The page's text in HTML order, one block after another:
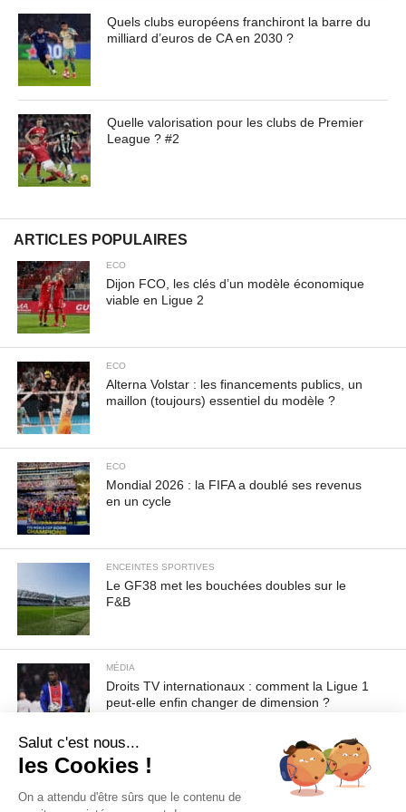
urna ac urna. Nullam vitae est a risus dictum congue.
Cras non lacus id magna scelerisque sodales. Curabitur
non fermentum odio, vitae accumsan odio.
Contenu masqué de l'article... Lorem ipsum dolor sit
facilisis, vulputate magna at, pulvinar arcu. Maecenas
sollicitudin turpis a mauris ultrices, ac dignissim nunc
auctor. Aenean feugiat, odio in facilisis sollicitudin, augue
Nullam vitae est a risus dictum congue. Cras non lacus id
magna scelerisque sodales. Curabitur non fermentum
odio, vitae accumsan odio.
Quels clubs européens franchiront la barre du
milliard d’euros de CA en 2030 ?
Quelle valorisation pour les clubs de Premier
League ? #2
ARTICLES POPULAIRES
ECO
Dijon FCO, les clés d’un modèle économique
viable en Ligue 2
ECO
Alterna Volstar : les financements publics, un
maillon (toujours) essentiel du modèle ?
ECO
Mondial 2026 : la FIFA a doublé ses revenus
en un cycle
ENCEINTES SPORTIVES
Le GF38 met les bouchées doubles sur le
F&B
MÉDIA
Droits TV internationaux : comment la Ligue 1
peut-elle enfin changer de dimension ?